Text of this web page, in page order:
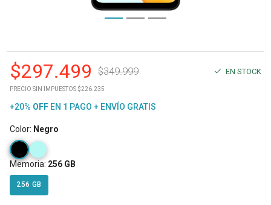
$297.499 $349.999 EN STOCK
PRECIO SIN IMPUESTOS $226.235
+20% OFF EN 1 PAGO + ENVÍO GRATIS
Color: Negro
Memoria: 256 GB
256 GB